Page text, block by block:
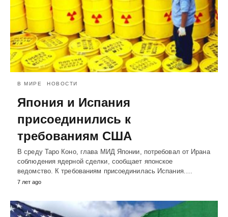
В МИРЕ НОВОСТИ
Япония и Испания
присоединились к
требованиям США
В среду Таро Коно, глава МИД Японии, потребовал от Ирана
соблюдения ядерной сделки, сообщает японское
ведомство. К требованиям присоединилась Испания.…
7 лет ago